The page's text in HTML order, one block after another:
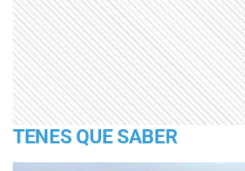
TENES QUE SABER